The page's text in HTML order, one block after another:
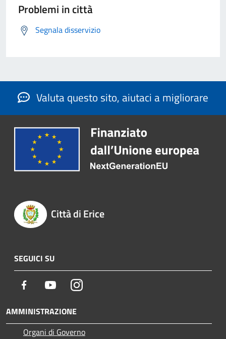
Problemi in città
Segnala disservizio
Valuta questo sito, aiutaci a migliorare
Città di Erice
SEGUICI SU
Facebook YoutubeInstagram
AMMINISTRAZIONE
Organi di Governo